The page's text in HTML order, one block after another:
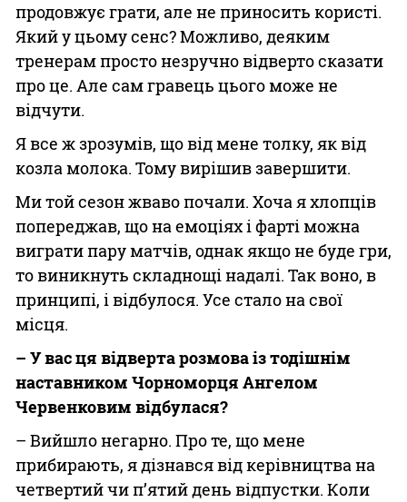
продовжує грати, але не приносить користі.
Який у цьому сенс? Можливо, деяким
тренерам просто незручно відверто сказати
про це. Але сам гравець цього може не
відчути.
Я все ж зрозумів, що від мене толку, як від
козла молока. Тому вирішив завершити.
Ми той сезон жваво почали. Хоча я хлопців
попереджав, що на емоціях і фарті можна
виграти пару матчів, однак якщо не буде гри,
то виникнуть складнощі надалі. Так воно, в
принципі, і відбулося. Усе стало на свої
місця.
– У вас ця відверта розмова із тодішнім
наставником Чорноморця Ангелом
Червенковим відбулася?
– Вийшло негарно. Про те, що мене
прибирають, я дізнався від керівництва на
четвертий чи п’ятий день відпустки. Коли